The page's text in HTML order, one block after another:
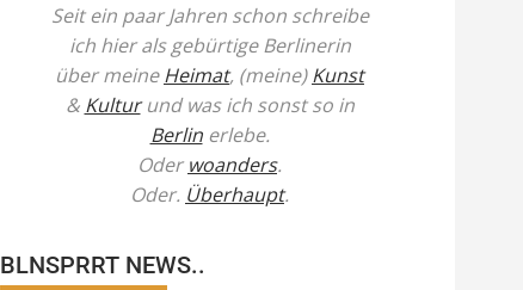
Seit ein paar Jahren schon schreibe
ich hier als gebürtige Berlinerin
über meineHeimat, (meine)Kunst
& Kulturund was ich sonst so in
Berlinerlebe.
Oderwoanders.
Oder. Überhaupt.
BLNSPRRT NEWS..